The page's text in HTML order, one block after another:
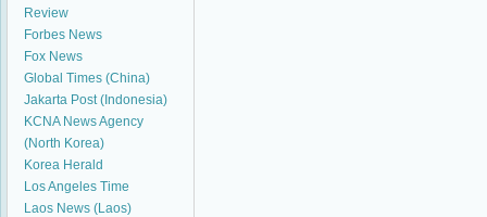
Review
Forbes News
Fox News
Global Times (China)
Jakarta Post (Indonesia)
KCNA News Agency
(North Korea)
Korea Herald
Los Angeles Time
Laos News (Laos)